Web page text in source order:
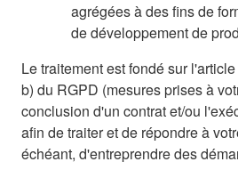
agrégées à des fins de
de développement de
Le traitement est fondé sur
b) du RGPD (mesures prises à
conclusion d'un contrat et/ou
afin de traiter et de répondre à
échéant, d'entreprendre des